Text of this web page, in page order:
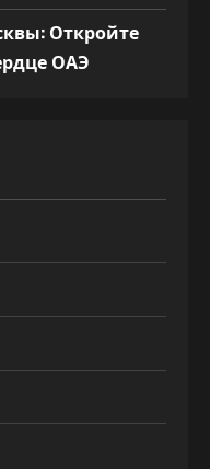
Откройте
ОАЭ